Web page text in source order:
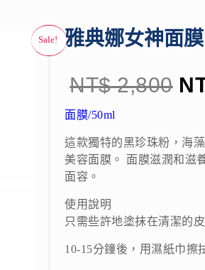
雅典娜女神面膜
NT$2,800
面膜/50ml
這款獨特的黑珍珠粉，海
美容面膜。 面膜滋潤和滋
面容。
使用說明
只需些許地塗抹在清潔的
10-15分鐘後，用濕紙巾擦